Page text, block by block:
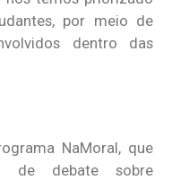
por meio de
dentro das
NaMoral, que
de debate sobre